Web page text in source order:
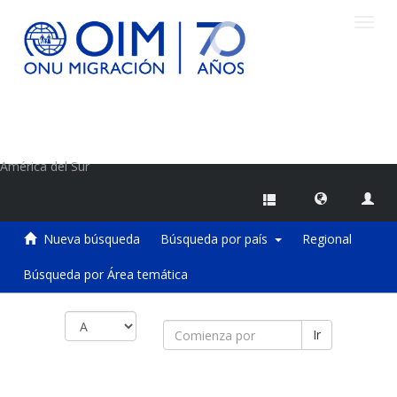
América del Sur
Nueva búsqueda Búsqueda por país Regional
Búsqueda por Área temática
Ir